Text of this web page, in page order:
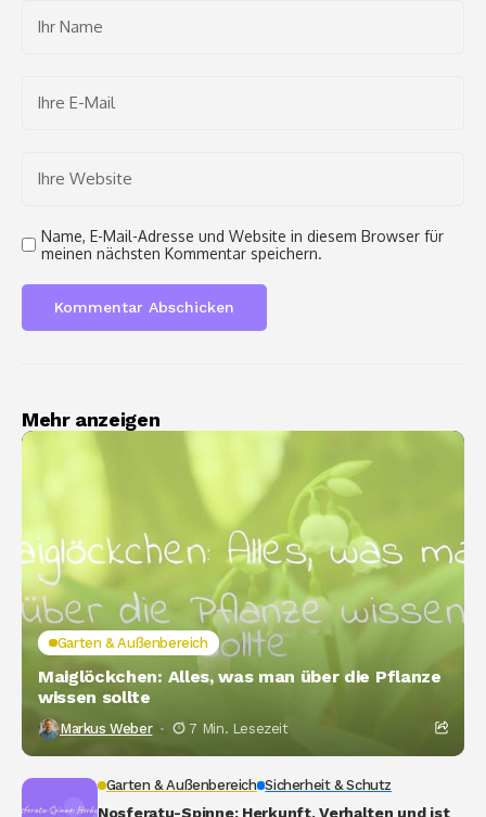
Name, E-Mail-Adresse und Website in diesem Browser für
meinen nächsten Kommentar speichern.
Mehr anzeigen
Garten & Außenbereich
Maiglöckchen: Alles, was man über die Pflanze
wissen sollte
Markus Weber 7 Min. Lesezeit
Garten & Außenbereich Sicherheit & Schutz
Nosferatu-Spinne: Herkunft, Verhalten und ist